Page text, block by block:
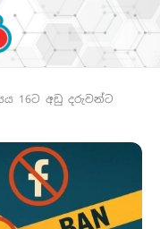
16ට අඩු දරුවන්ට